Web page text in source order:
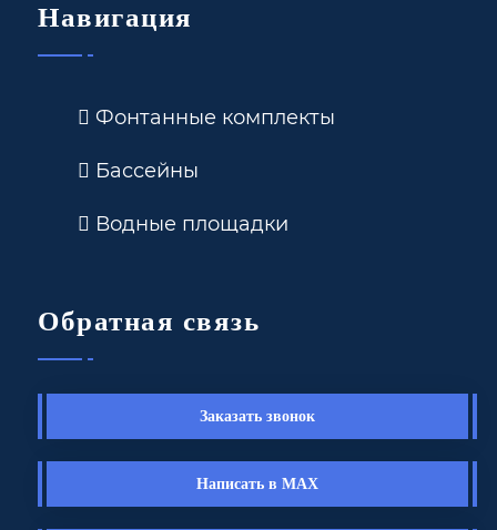
Навигация
Фонтанные комплекты
Бассейны
Водные площадки
Обратная связь
Заказать звонок
Написать в MAX